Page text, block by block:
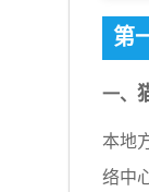
第
一、
本地
络中